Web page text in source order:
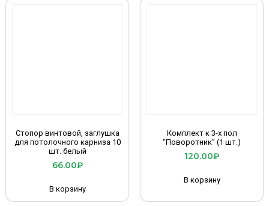
Стопор винтовой, заглушка
для потолочного карниза 10
шт. белый
66.00₽
В корзину
Комплект к 3-х пол
“Поворотник” (1 шт.)
120.00₽
В корзину